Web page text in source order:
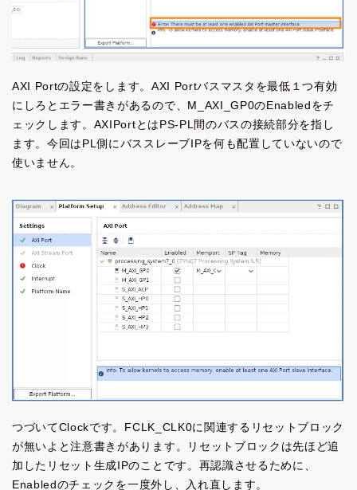
AXI Portの設定をします。AXI Portバスマスタを最低１つ有効
にしろとエラー書きがあるので、M_AXI_GP0のEnabledをチ
ェックします。AXIPortとはPS-PL間のバスの接続部分を指し
ます。今回はPL側にバススレーブIPを何も配置していないので
使いません。
つづいてClockです。FCLK_CLK0に関連するリセットブロック
が無いよと注意書きがあります。リセットブロックは先ほど追
加したリセット生成IPのことです。再認識させるために、
Enabledのチェックを一度外し、入れ直します。